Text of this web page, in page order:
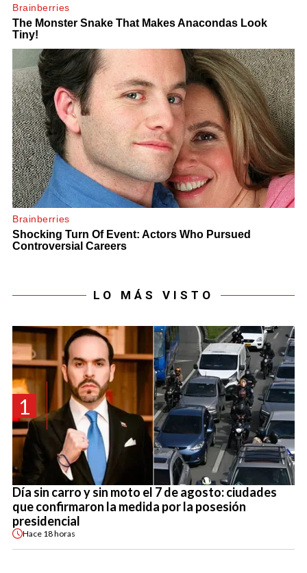
LO MÁS VISTO
1
Día sin carro y sin moto el 7 de agosto: ciudades
que confirmaron la medida por la posesión
presidencial
Hace 18 horas